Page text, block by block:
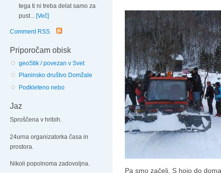
tega ti ni treba delat samo za
pust... [Več]
Comment RSS
Priporočam obisk
geoStik / povezan v Svet
Planinsko društvo Domžale
Podkleteno nebo
Jaz
Sproščena v hribih.
24urna organizatorka časa in
prostora.
Nikoli popolnoma zadovoljna.
Pa smo začeli. S hojo do